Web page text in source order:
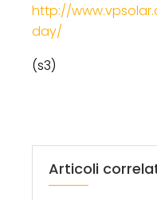
http://
day/
(s3)
Articoli